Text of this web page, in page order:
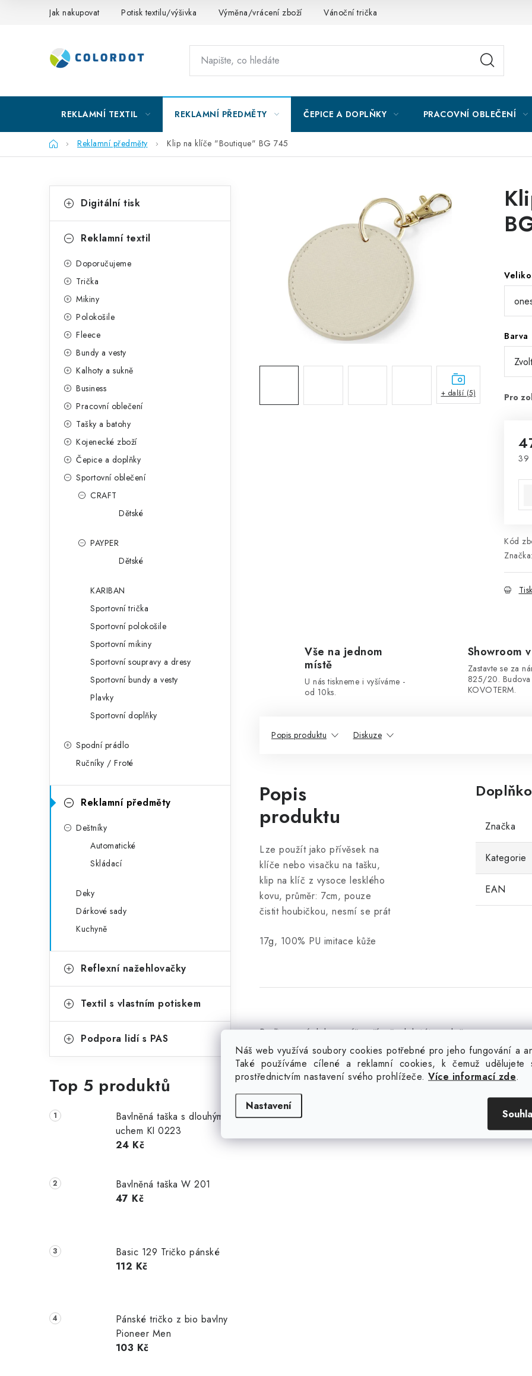
Náš web využívá soubory cookies potřebné pro jeho fungování a
Také používáme cílené a reklamní cookies, k čemuž udělujete
prostřednictvím nastavení svého prohlížeče. Více informací zde.
Nastavení
Jak nakupovat Potisk textilu/výšivka Výměna/vrácení zboží Vánoční trička
REKLAMNÍ TEXTIL REKLAMNÍ PŘEDMĚTY ČEPICE A DOPLŇKY PRACOVNÍ OBLEČENÍ
DomůReklamní předměty Klip na klíče "Boutique" BG 745
okategorie
a
Digitální tisk
Reklamní textil
Doporučujeme
Trička
Mikiny
Polokošile
Fleece
Bundy a vesty
Kalhoty a sukně
Business
Pracovní oblečení
Tašky a batohy
Kojenecké zboží
Čepice a doplňky
Sportovní oblečení
CRAFT
Dětské
PAYPER
Dětské
KARIBAN
Sportovní trička
Sportovní polokošile
Sportovní mikiny
Sportovní soupravy a dresy
Sportovní bundy a vesty
Plavky
Sportovní doplňky
Spodní prádlo
Ručníky / Froté
Reklamní předměty
Deštníky
Automatické
Skládací
Deky
Dárkové sady
Kuchyně
Reflexní nažehlovačky
Textil s vlastním potiskem
Podpora lidí s PAS
Top 5 produktů
Bavlněná taška s dlouhým
uchem KI 0223
24 Kč
Bavlněná taška W 201
47 Kč
Basic 129 Tričko pánské
112 Kč
Pánské tričko z bio bavlny
Pioneer Men
103 Kč
Barva
39
Kód
+ další (5)
Vše na jednom
místě
U nás tiskneme i vyšíváme -
od 10ks.
Showroom
Zastavte se za
825/20. Budova
KOVOTERM.
Popis produktu Diskuze
Popis
produktu
Lze použít jako přívěsek na
klíče nebo visačku na tašku,
klip na klíč z vysoce lesklého
kovu, průměr: 7cm, pouze
čistit houbičkou, nesmí se prát
17g, 100% PU imitace kůže
Značka
Kategorie
EAN
Buďte první, kdo napíše příspěvek k této položce.
Pouze registrovaní uživatelé mohou vkládat příspěvky. Prosím